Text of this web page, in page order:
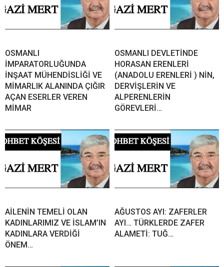
OSMANLI
İMPARATORLUĞUNDA
İNŞAAT MÜHENDİSLİĞİ VE
MİMARLIK ALANINDA ÇIĞIR
AÇAN ESERLER VEREN
MİMAR
OSMANLI DEVLETİNDE
HORASAN ERENLERİ
(ANADOLU ERENLERİ ) NİN,
DERVİŞLERİN VE
ALPERENLERİN
GÖREVLERİ…
AİLENİN TEMELİ OLAN
KADINLARIMIZ VE İSLAM’IN
KADINLARA VERDİĞİ
ÖNEM…
AĞUSTOS AYI: ZAFERLER
AYI… TÜRKLERDE ZAFER
ALAMETİ: TUĞ…